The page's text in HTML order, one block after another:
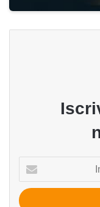
tua
mail